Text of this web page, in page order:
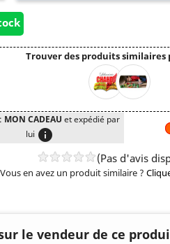
Trouver des produits similaires
MON CADEAU et expédié par
lui info
(Pas d'avis
Vous en avez un produit similaire ?
le vendeur de ce